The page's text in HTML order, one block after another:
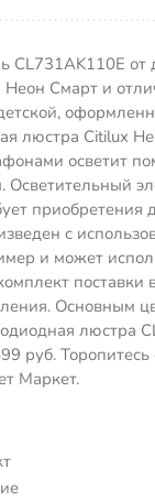
CL731AK110E от
Неон Смарт и
люстра Citilux
осветит
Осветительный
приобретения
с
и может
поставки
Основным
люстра
руб. Торопитесь
Маркет.